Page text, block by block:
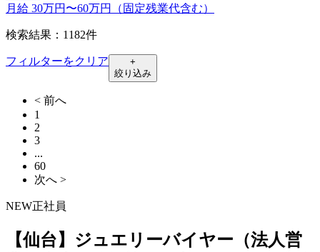
月給 30万円〜60万円（固定残業代含む）
検索結果：1182件
フィルターをクリア
+
絞り込み
< 前へ
1
2
3
...
60
次へ >
NEW正社員
【仙台】ジュエリーバイヤー（法人営